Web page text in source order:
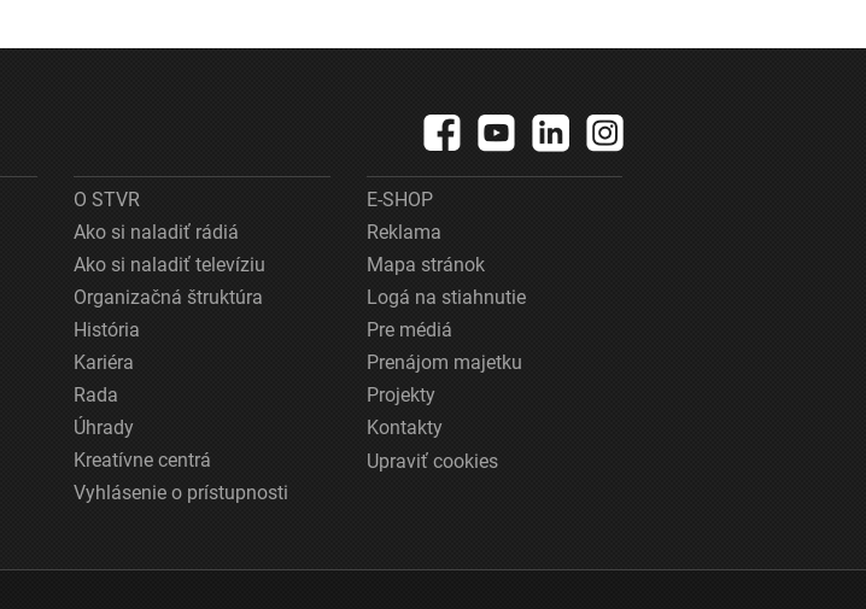
O STVR
Ako si naladiť rádiá
Ako si naladiť televíziu
Organizačná štruktúra
História
Kariéra
Rada
Úhrady
Kreatívne centrá
Vyhlásenie o prístupnosti
E-SHOP
Reklama
Mapa stránok
Logá na stiahnutie
Pre médiá
Prenájom majetku
Projekty
Kontakty
Upraviť cookies